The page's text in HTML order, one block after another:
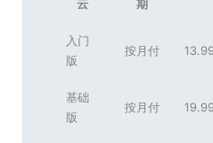
云
期
入门
版
按月付
基础
版
按月付